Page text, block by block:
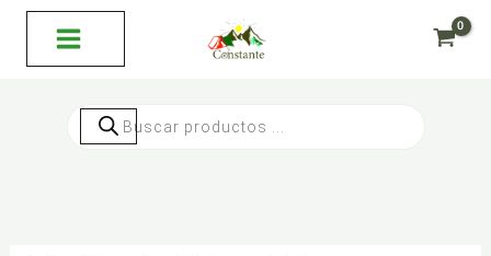
contenido
Búsqueda
productos